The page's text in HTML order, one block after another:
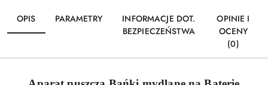
OPIS PARAMETRY
INFORMACJE DOT.
BEZPIECZEŃSTWA
OPINIE I
OCENY
(0)